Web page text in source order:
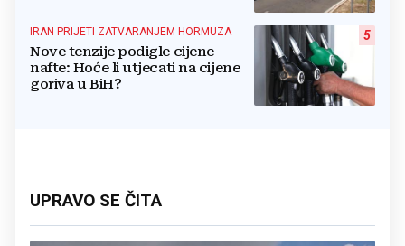
5
IRAN PRIJETI ZATVARANJEM HORMUZA
Nove tenzije podigle cijene
nafte: Hoće li utjecati na cijene
goriva u BiH?
UPRAVO SE ČITA